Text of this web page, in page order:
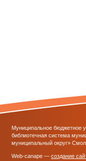
Муниципальное бюджетное
библиотечная система
муниципальный округ»
Web-canape — создание